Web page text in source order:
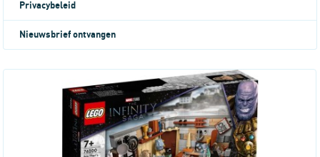
Privacybeleid
Nieuwsbrief ontvangen